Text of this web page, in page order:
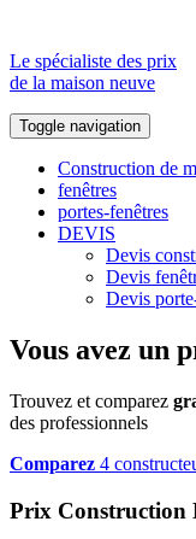
Le spécialiste des prix
de la maison neuve
Toggle navigation
Construction de
fenêtres
portes-fenêtres
DEVIS
Devis
Devis
Devis
Vous avez un
Trouvez et comparez
des professionnels
Comparez 4
Prix Construction